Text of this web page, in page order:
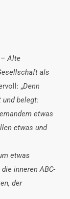
Alte
als
„Denn
belegt:
etwas
etwas und
etwas
inneren ABC-
der